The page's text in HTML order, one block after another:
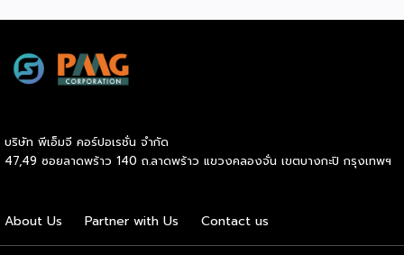
สถานีบริการน้ำมันบางจากมีสถานีชาร์จรถ EV ทั้งในกรุงเทพฯ
และต่างจังหวัด ครอบคลุมทั่วประเทศ .โดยความร่วมมือครั้งนี้
สถานีชาร์จรถยนต์ไฟฟ้า “MG Super Charge” ในสถานีบริการ
น้ำมันบางจาก ครอบคลุมทั้งในเขตกรุงเทพฯ นนทบุรีและ
เดือนตุลาคมเป็นต้นไป .ด้านนายจาง ไห่โป กรรมการผู้จัดการ
บริษัท เอสเอไอซี มอเตอร์ – ซีพี จำกัด และ บริษัท […]
บริษัท พีเอ็มจี คอร์ปอเรชั่น จำกัด
47,49 ซอยลาดพร้าว 140 ถ.ลาดพร้าว แขวงคลองจั่น เขตบางกะปิ กรุงเทพฯ
About Us Partner with Us Contact us